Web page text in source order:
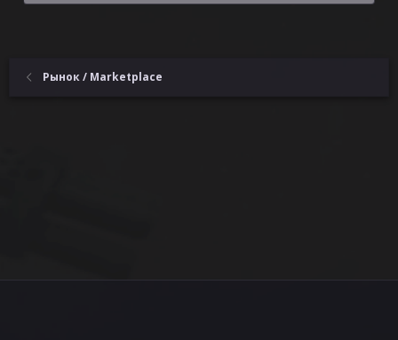
Рынок / Marketplace